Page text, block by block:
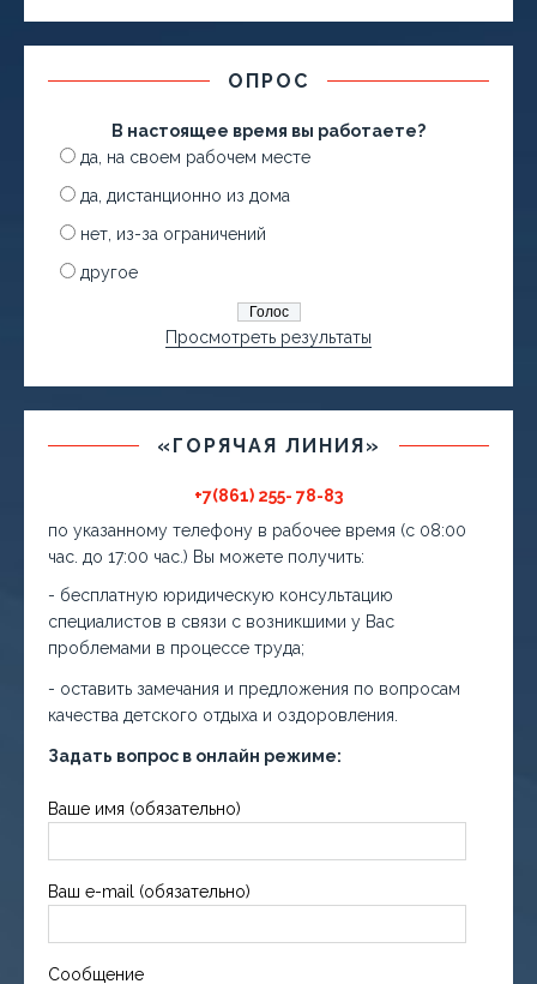
ОПРОС
В настоящее время вы работаете?
да, на своем рабочем месте
да, дистанционно из дома
нет, из-за ограничений
другое
Просмотреть результаты
«ГОРЯЧАЯ ЛИНИЯ»
+7(861) 255- 78-83
по указанному телефону в рабочее время (с 08:00
час. до 17:00 час.) Вы можете получить:
- бесплатную юридическую консультацию
специалистов в связи с возникшими у Вас
проблемами в процессе труда;
- оставить замечания и предложения по вопросам
качества детского отдыха и оздоровления.
Задать вопрос в онлайн режиме:
Ваше имя (обязательно)
Ваш e-mail (обязательно)
Сообщение